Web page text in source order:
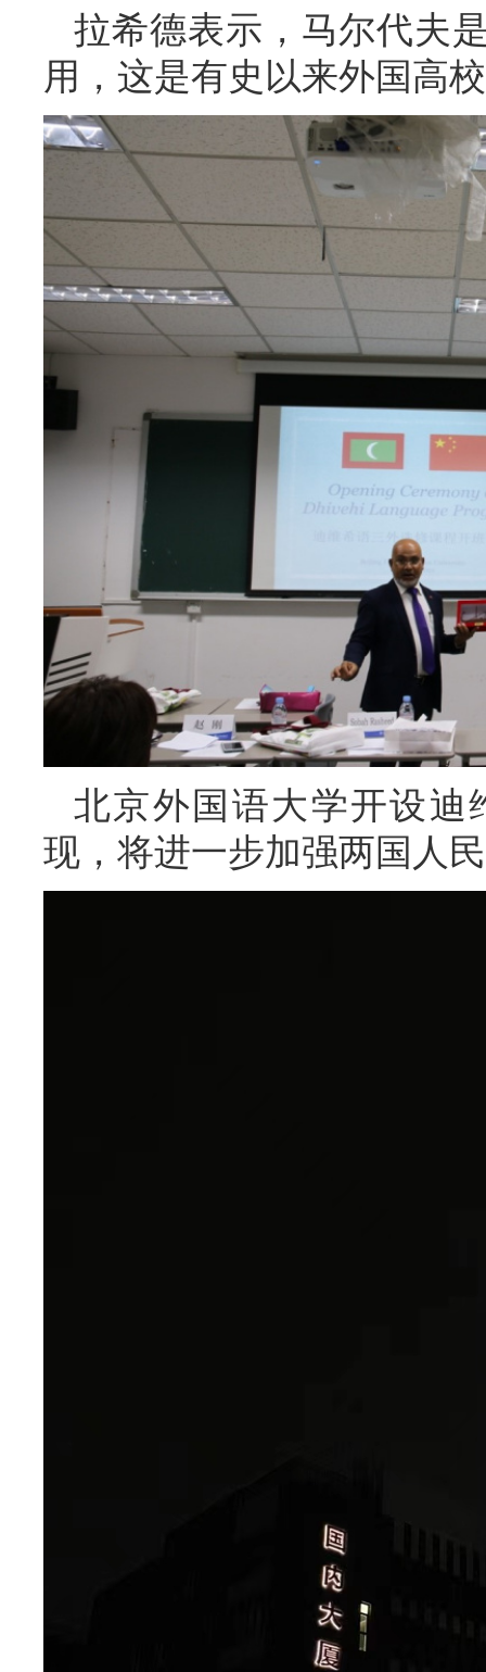
拉希德表示，马尔代夫
用，这是有史以来外国高
北京外国语大学开设迪
现，将进一步加强两国人